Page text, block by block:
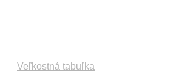
Veľkostná tabuľka